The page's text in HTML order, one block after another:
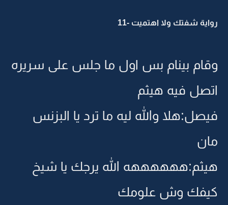
رواية شفتك ولا اهتميت -11
وقام بينام بس اول ما جلس على سريره
اتصل فيه هيثم
فيصل:هلا والله ليه ما ترد يا البزنس
مان
هيثم:ههههههه الله يرجك يا شيخ
كيفك وش علومك